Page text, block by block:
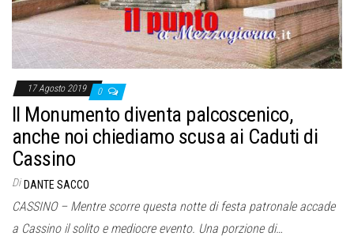
17 Agosto 2019 0
Il Monumento diventa palcoscenico,
anche noi chiediamo scusa ai Caduti di
Cassino
Di DANTE SACCO
CASSINO – Mentre scorre questa notte di festa patronale accade
a Cassino il solito e mediocre evento. Una porzione di…